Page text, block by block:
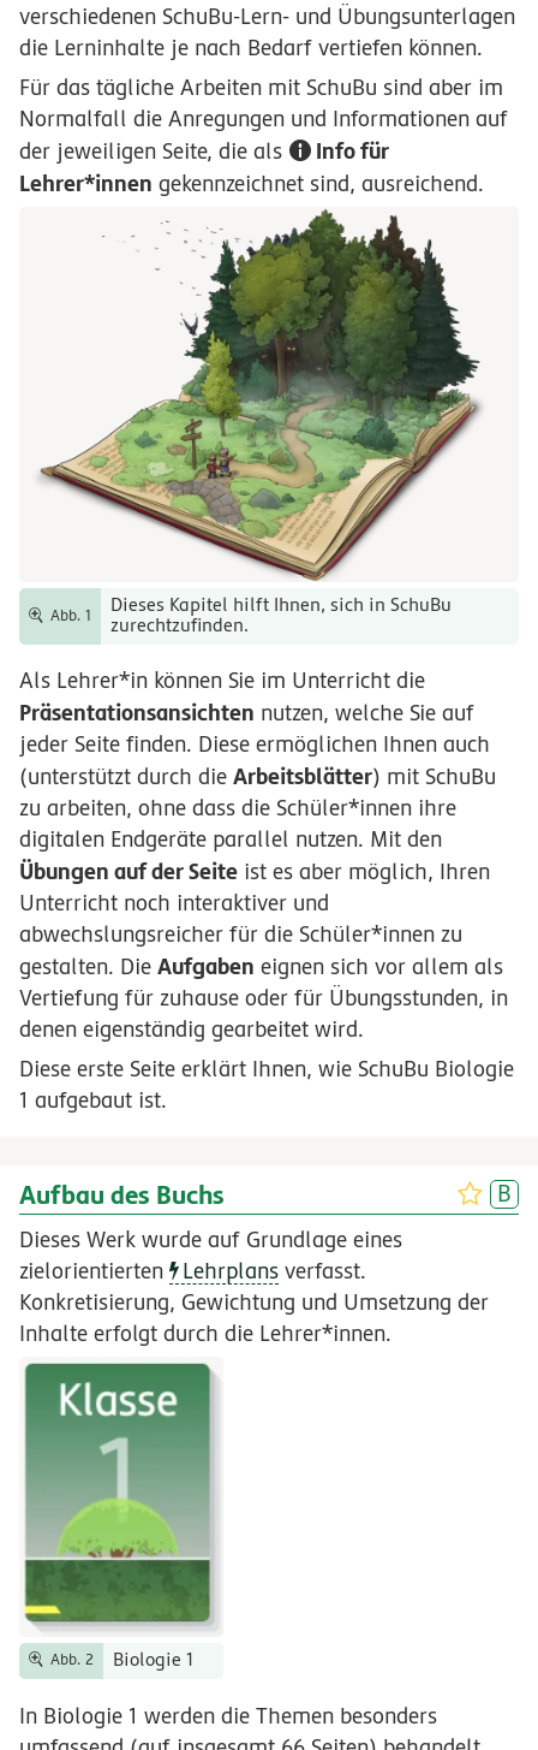
verschiedenen SchuBu-Lern- und Übungsunterlagen
die Lerninhalte je nach Bedarf vertiefen können.
Für das tägliche Arbeiten mit SchuBu sind aber im
Normalfall die Anregungen und Informationen auf
der jeweiligen Seite, die als
Info für
Lehrer*innen gekennzeichnet sind, ausreichend.
Abb. 1
Dieses Kapitel hilft Ihnen, sich in SchuBu
zurechtzufinden.
Als Lehrer*in können Sie im Unterricht die
Präsentationsansichten nutzen, welche Sie auf
jeder Seite finden. Diese ermöglichen Ihnen auch
(unterstützt durch die Arbeitsblätter) mit SchuBu
zu arbeiten, ohne dass die Schüler*innen ihre
digitalen Endgeräte parallel nutzen. Mit den
Übungen auf der Seite ist es aber möglich, Ihren
Unterricht noch interaktiver und
abwechslungsreicher für die Schüler*innen zu
gestalten. Die Aufgaben eignen sich vor allem als
Vertiefung für zuhause oder für Übungsstunden, in
denen eigenständig gearbeitet wird.
Diese erste Seite erklärt Ihnen, wie SchuBu Biologie
1 aufgebaut ist.
Aufbau des Buchs
Dieses Werk wurde auf Grundlage eines
zielorientierten
Lehrplans verfasst.
Konkretisierung, Gewichtung und Umsetzung der
Inhalte erfolgt durch die Lehrer*innen.
Abb. 2 Biologie 1
In Biologie 1 werden die Themen besonders